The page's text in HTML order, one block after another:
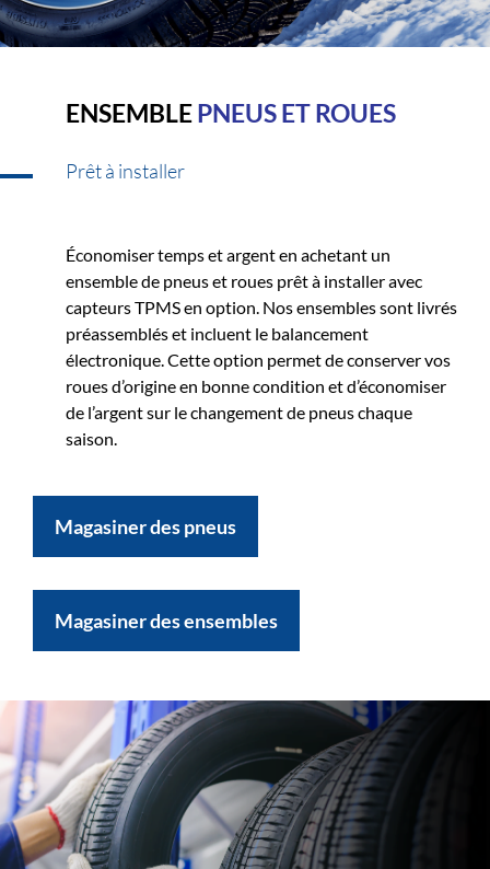
ENSEMBLEPNEUS ET ROUES
Prêt à installer
Économiser temps et argent en achetant un
ensemble de pneus et roues prêt à installer avec
capteurs TPMS en option. Nos ensembles sont livrés
préassemblés et incluent le balancement
électronique. Cette option permet de conserver vos
roues d’origine en bonne condition et d’économiser
de l’argent sur le changement de pneus chaque
saison.
Magasiner des pneus
Magasiner des ensembles